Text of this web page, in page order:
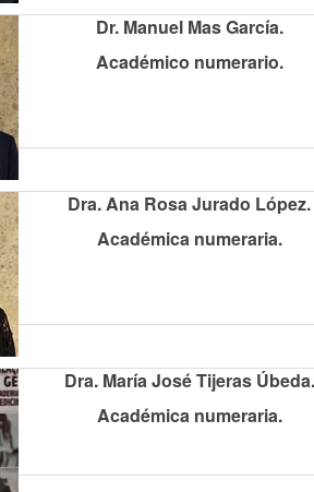
Dr. Manuel Mas García.
Académico numerario.
Dra. Ana Rosa Jurado López.
Académica numeraria.
Dra. María José Tijeras Úbeda.
Académica numeraria.